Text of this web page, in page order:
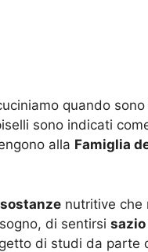
quando sono
sono indicati
alla Famiglia
sostanze nutritive che
di sentirsi sazio
di studi da parte